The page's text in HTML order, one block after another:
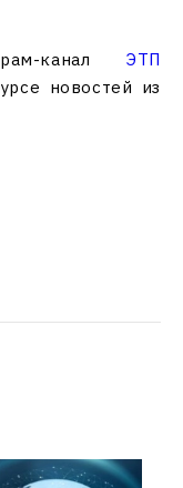
каналЭТП
новостей из